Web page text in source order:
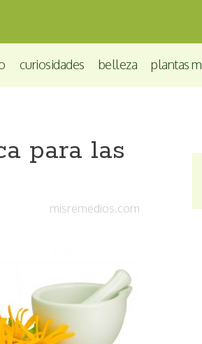
curiosidades belleza plantas
para las
misremedios.com